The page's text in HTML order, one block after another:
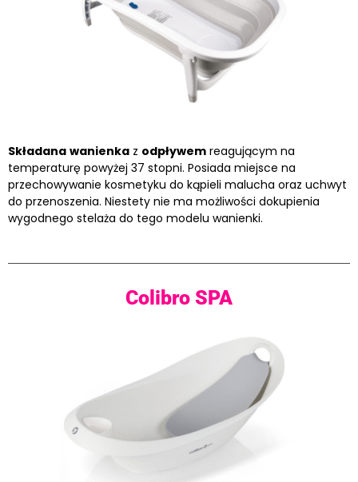
Składana wanienka z odpływem reagującym na
temperaturę powyżej 37 stopni. Posiada miejsce na
przechowywanie kosmetyku do kąpieli malucha oraz uchwyt
do przenoszenia. Niestety nie ma możliwości dokupienia
wygodnego stelaża do tego modelu wanienki.
Colibro SPA